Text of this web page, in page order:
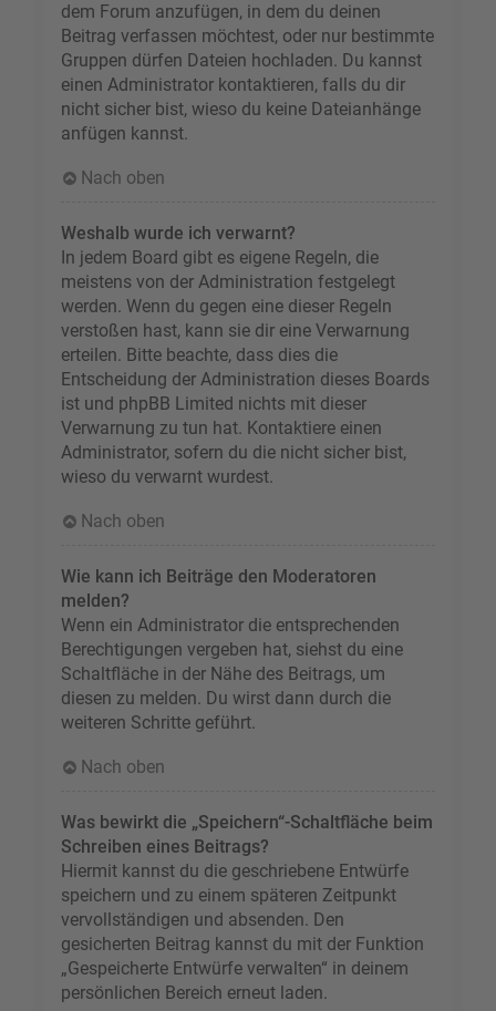
dem Forum anzufügen, in dem du deinen
Beitrag verfassen möchtest, oder nur bestimmte
Gruppen dürfen Dateien hochladen. Du kannst
einen Administrator kontaktieren, falls du dir
nicht sicher bist, wieso du keine Dateianhänge
anfügen kannst.
Nach oben
Weshalb wurde ich verwarnt?
In jedem Board gibt es eigene Regeln, die
meistens von der Administration festgelegt
werden. Wenn du gegen eine dieser Regeln
verstoßen hast, kann sie dir eine Verwarnung
erteilen. Bitte beachte, dass dies die
Entscheidung der Administration dieses Boards
ist und phpBB Limited nichts mit dieser
Verwarnung zu tun hat. Kontaktiere einen
Administrator, sofern du die nicht sicher bist,
wieso du verwarnt wurdest.
Nach oben
Wie kann ich Beiträge den Moderatoren
melden?
Wenn ein Administrator die entsprechenden
Berechtigungen vergeben hat, siehst du eine
Schaltfläche in der Nähe des Beitrags, um
diesen zu melden. Du wirst dann durch die
weiteren Schritte geführt.
Nach oben
Was bewirkt die „Speichern“-Schaltfläche beim
Schreiben eines Beitrags?
Hiermit kannst du die geschriebene Entwürfe
speichern und zu einem späteren Zeitpunkt
vervollständigen und absenden. Den
gesicherten Beitrag kannst du mit der Funktion
„Gespeicherte Entwürfe verwalten“ in deinem
persönlichen Bereich erneut laden.